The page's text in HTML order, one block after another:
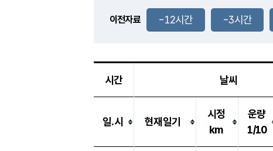
1.0m/s
-
이전자료 -12시간 -3시간
시간 날씨
일.시 현재일기
시정
km
운량
1/10